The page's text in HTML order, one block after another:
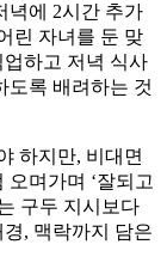
녁에 2시간 추가
린 자녀를 둔 맞
하고 저녁 식사
도록 배려하는 것
하지만, 비대면
며가며 ‘잘되고
구두 지시보다
, 맥락까지 담은